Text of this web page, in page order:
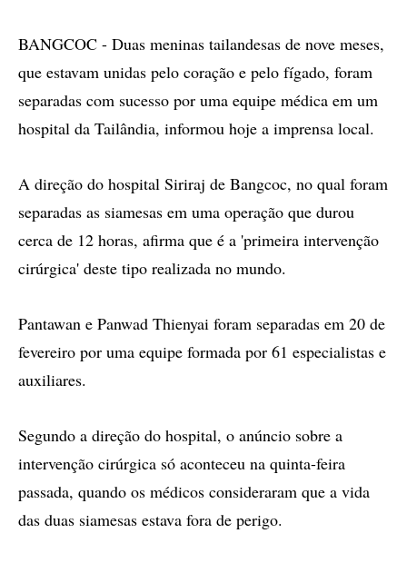
BANGCOC - Duas meninas tailandesas de nove meses,
que estavam unidas pelo coração e pelo fígado, foram
separadas com sucesso por uma equipe médica em um
hospital da Tailândia, informou hoje a imprensa local.
A direção do hospital Siriraj de Bangcoc, no qual foram
separadas as siamesas em uma operação que durou
cerca de 12 horas, afirma que é a 'primeira intervenção
cirúrgica' deste tipo realizada no mundo.
Pantawan e Panwad Thienyai foram separadas em 20 de
fevereiro por uma equipe formada por 61 especialistas e
auxiliares.
Segundo a direção do hospital, o anúncio sobre a
intervenção cirúrgica só aconteceu na quinta-feira
passada, quando os médicos consideraram que a vida
das duas siamesas estava fora de perigo.